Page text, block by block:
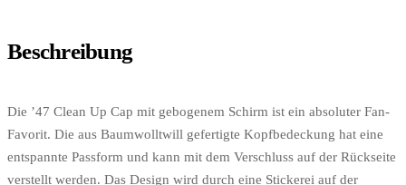
Beschreibung
Die ’47 Clean Up Cap mit gebogenem Schirm ist ein absoluter Fan-
Favorit. Die aus Baumwolltwill gefertigte Kopfbedeckung hat eine
entspannte Passform und kann mit dem Verschluss auf der Rückseite
verstellt werden. Das Design wird durch eine Stickerei auf der